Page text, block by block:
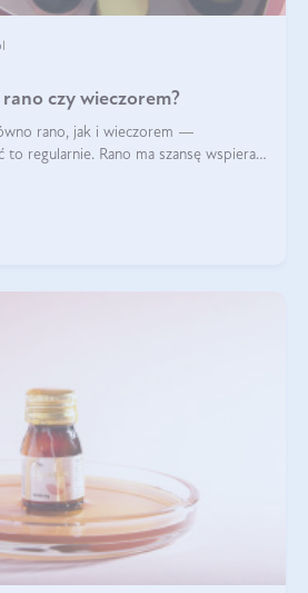
czy wieczorem?
rano, jak i wieczorem —
to regularnie. Rano ma szansę wspierać